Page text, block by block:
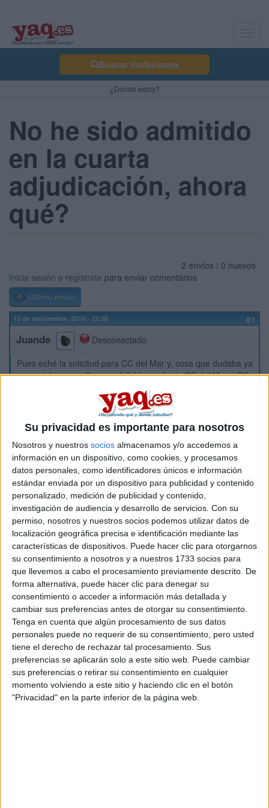
Su privacidad es importante para nosotros
Nosotros y nuestros socios almacenamos y/o accedemos a
información en un dispositivo, como cookies, y procesamos
datos personales, como identificadores únicos e información
estándar enviada por un dispositivo para publicidad y contenido
personalizado, medición de publicidad y contenido,
investigación de audiencia y desarrollo de servicios. Con su
permiso, nosotros y nuestros socios podemos utilizar datos de
localización geográfica precisa e identificación mediante las
características de dispositivos. Puede hacer clic para otorgarnos
su consentimiento a nosotros y a nuestros 1733 socios para
que llevemos a cabo el procesamiento previamente descrito. De
forma alternativa, puede hacer clic para denegar su
consentimiento o acceder a información más detallada y
cambiar sus preferencias antes de otorgar su consentimiento.
Tenga en cuenta que algún procesamiento de sus datos
personales puede no requerir de su consentimiento, pero usted
tiene el derecho de rechazar tal procesamiento. Sus
preferencias se aplicarán solo a este sitio web. Puede cambiar
sus preferencias o retirar su consentimiento en cualquier
momento volviendo a este sitio y haciendo clic en el botón
"Privacidad" en la parte inferior de la página web.
Buscar titulaciones
¿Dónde estoy?
No he sido admitido
en la cuarta
adjudicación, ahora
qué?
2 envíos / 0 nuevos
Inicia sesión o regístrate para enviar comentarios
Último envío
13 de septiembre, 2016 - 12:26 #1
Juande
Desconectado
Pues eché la solicitud para CC del Mar y, cosa que dudaba ya
que estaba en un 5, para el doble grado de CC del Mar + CC
Ambientales, que estaba en otro 5, se ve que este año ha
estado mas solicitada y no he entrado en la cuarta
adjudicación, quedándome en los puestos 60 y 46
respectivamente, tengo aún posibilidades de entrar a la
carrera? Muchas gracias
Inicio
Etiquetas: La universidad - un mundo